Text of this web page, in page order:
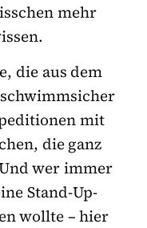
mehr
die aus dem
mit
die ganz
wer immer
Stand-Up-
wollte – hier